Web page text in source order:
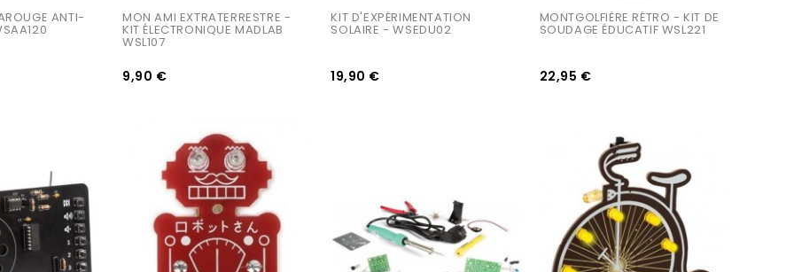
ANTI- MON AMI EXTRATERRESTRE -
KIT ÉLECTRONIQUE MADLAB
WSL107
9,90 €
KIT D'EXPÉRIMENTATION
SOLAIRE - WSEDU02
19,90 €
MONTGOLFIÈRE RÉTRO - KIT DE
SOUDAGE ÉDUCATIF WSL221
22,95 €